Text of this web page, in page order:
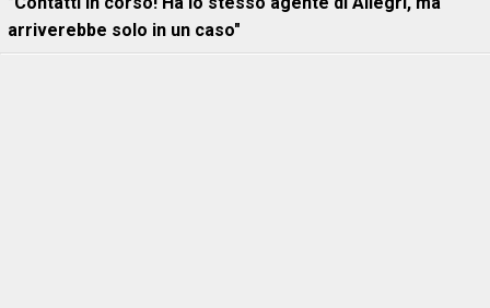
arriverebbe solo in un caso"